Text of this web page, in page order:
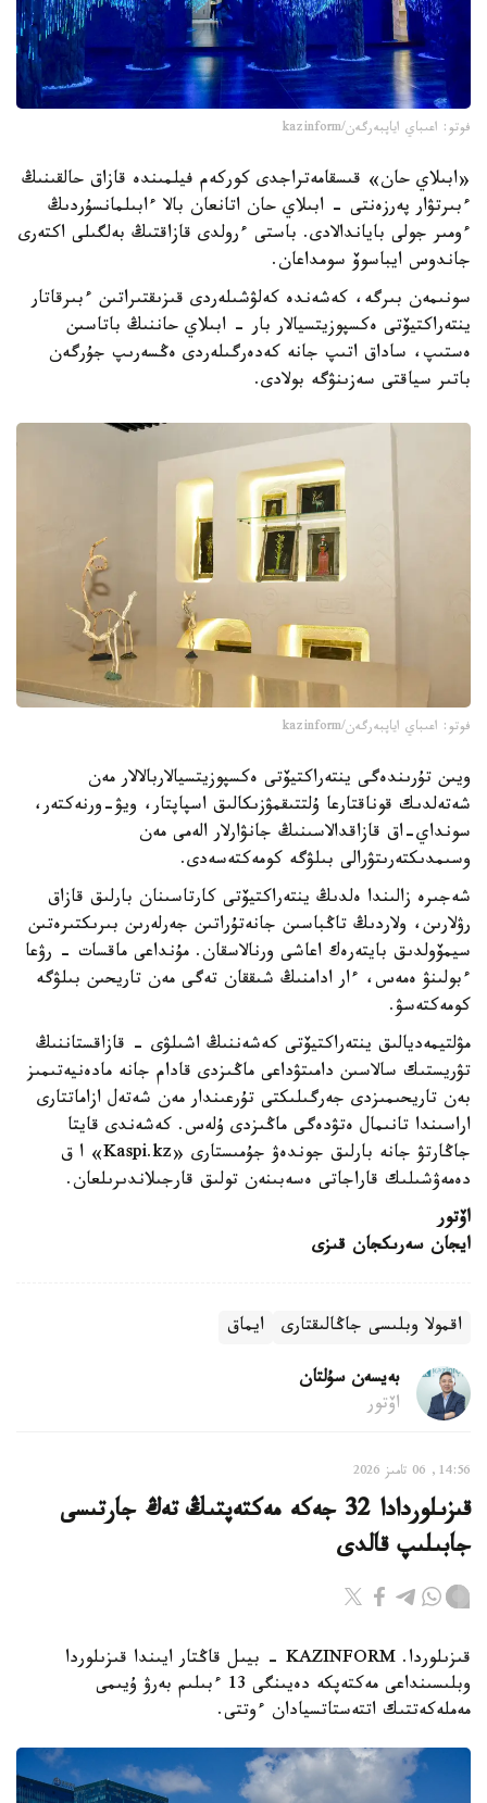
فوتو: اعىباي اياپبەرگەن/kazinform
«ابىلاي حان» قىسقامەتراجدى كوركەم فيلمىندە قازاق حالقىنىڭ
ءبىرتۋار پەرزەنتى - ابىلاي حان اتانعان بالا ءابىلمانسۇردىڭ
ءومىر جولى باياندالادى. باستى ءرولدى قازاقتىڭ بەلگىلى اكتەرى
جاندوس ايباسوۆ سومداعان.
سونىمەن بىرگە، كەشەندە كەلۋشىلەردى قىزىقتىراتىن ءبىرقاتار
ينتەراكتيۆتى ەكسپوزيتسيالار بار - ابىلاي حاننىڭ باتاسىن
ەستىپ، ساداق اتىپ جانە كەدەرگىلەردى ەڭسەرىپ جۇرگەن
باتىر سياقتى سەزىنۋگە بولادى.
فوتو: اعىباي اياپبەرگەن/kazinform
ويىن تۇرىندەگى ينتەراكتيۆتى ەكسپوزيتسيالاربالالار مەن
شەتەلدىك قوناقتارعا ۇلتتىقمۋزىكالىق اسپاپتار، ويۋ-ورنەكتەر،
سونداي-اق قازاقدالاسىنىڭ جانۋارلار الەمى مەن
وسىمدىكتەرىتۋرالى بىلۋگە كومەكتەسەدى.
شەجىرە زالىندا ەلدىڭ ينتەراكتيۆتى كارتاسىنان بارلىق قازاق
رۋلارىن، ولاردىڭ تاڭباسىن جانەتۇراتىن جەرلەرىن بىرىكتىرەتىن
سيمۆولدىق بايتەرەك اعاشى ورنالاسقان. مۇنداعى ماقسات - رۋعا
ءبولىنۋ ەمەس، ءار ادامنىڭ شىققان تەگى مەن تاريحىن بىلۋگە
كومەكتەسۋ.
مۋلتيمەديالىق ينتەراكتيۆتى كەشەننىڭ اشىلۋى - قازاقستاننىڭ
تۋريستىك سالاسىن دامىتۋداعى ماڭىزدى قادام جانە مادەنيەتىمىز
بەن تاريحىمىزدى جەرگىلىكتى تۇرعىندار مەن شەتەل ازاماتتارى
اراسىندا تانىمال ەتۋدەگى ماڭىزدى ۇلەس. كەشەندى قايتا
جاڭارتۋ جانە بارلىق جوندەۋ جۇمىستارى «Kaspi.kz» ا ق
دەمەۋشىلىك قاراجاتى ەسەبىنەن تولىق قارجىلاندىرىلعان.
اۆتور
ايجان سەرىكجان قىزى
اقمولا ​​وبلىسى جاڭالىقتارى ايماق
بەيسەن سۇلتان
اۆتور
14:56, 06 تامىز 2026
قىزىلوردادا 32 جەكە مەكتەپتىڭ تەڭ جارتىسى
جابىلىپ قالدى
قىزىلوردا. KAZINFORM - بيىل قاڭتار ايىندا قىزىلوردا
وبلىسىنداعى مەكتەپكە دەيىنگى 13 ءبىلىم بەرۋ ۇيىمى
مەملەكەتتىك اتتەستاتسيادان ءوتتى.